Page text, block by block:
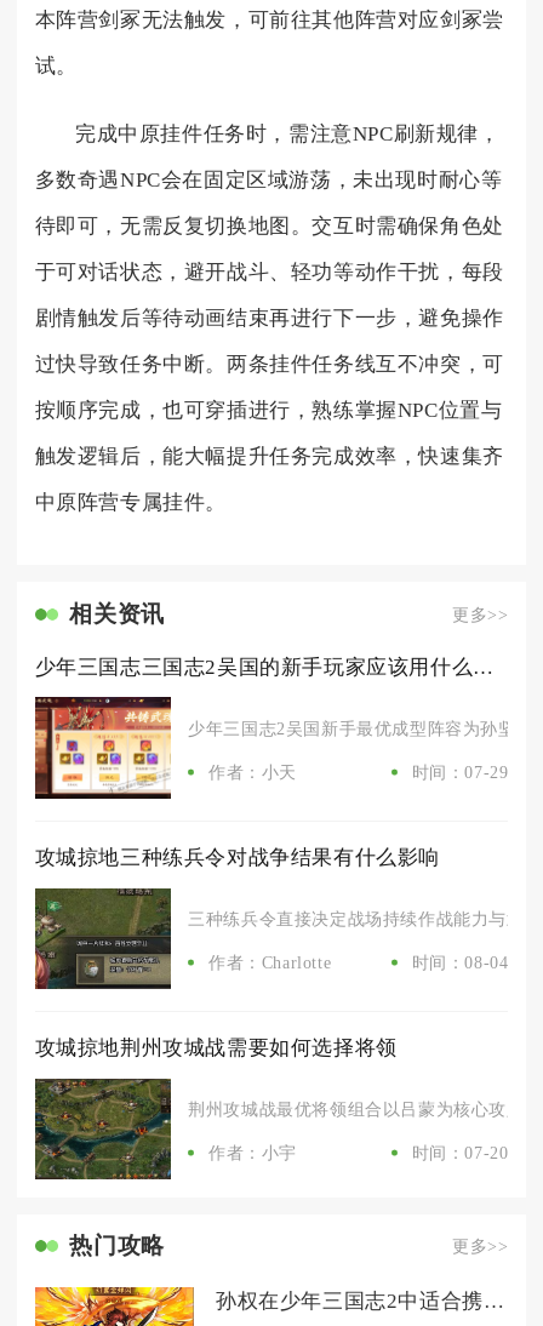
本阵营剑冢无法触发，可前往其他阵营对应剑冢尝
试。
完成中原挂件任务时，需注意NPC刷新规律，
多数奇遇NPC会在固定区域游荡，未出现时耐心等
待即可，无需反复切换地图。交互时需确保角色处
于可对话状态，避开战斗、轻功等动作干扰，每段
剧情触发后等待动画结束再进行下一步，避免操作
过快导致任务中断。两条挂件任务线互不冲突，可
按顺序完成，也可穿插进行，熟练掌握NPC位置与
触发逻辑后，能大幅提升任务完成效率，快速集齐
中原阵营专属挂件。
相关资讯 更多>>
少年三国志三国志2吴国的新手玩家应该用什么阵容比较好
少年三国志2吴国新手最优成型阵容为孙坚、
作者：小天 时间：07-29
攻城掠地三种练兵令对战争结果有什么影响
三种练兵令直接决定战场持续作战能力与武
作者：Charlotte 时间：08-04
攻城掠地荆州攻城战需要如何选择将领
荆州攻城战最优将领组合以吕蒙为核心攻坚
作者：小宇 时间：07-20
热门攻略 更多>>
孙权在少年三国志2中适合携带什么装备